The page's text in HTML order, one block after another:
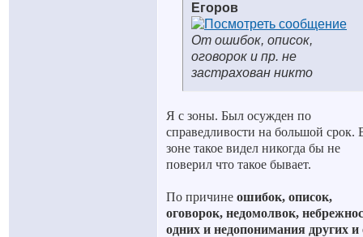
Егоров
От ошибок, описок,
оговорок и пр. не
застрахован никто
Я с зоны. Был осужден по
справедливости на большой срок.
зоне такое видел никогда бы не
поверил что такое бывает.
По причине ошибок, описок,
оговорок, недомолвок,
одних и недопонимания других